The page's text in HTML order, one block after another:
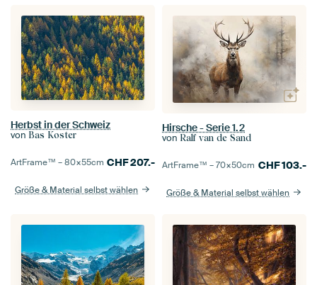
Herbst in der Schweiz
von Bas Koster
ArtFrame™ –80×55cm CHF207.-
Größe & Material selbst wählen
Hirsche - Serie 1.2
von Ralf van de Sand
ArtFrame™ –70×50cm CHF103.-
Größe & Material selbst wählen